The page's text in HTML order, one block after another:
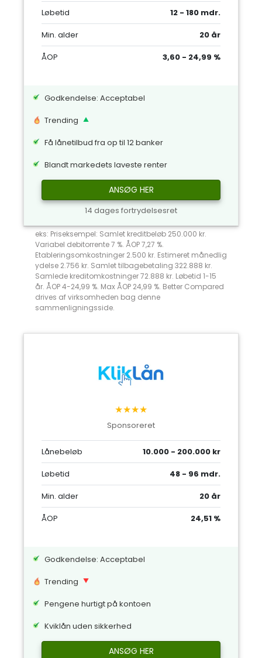
Løbetid
12 - 180 mdr.
Min. alder
20 år
ÅOP
3,60 - 24,99 %
Godkendelse: Acceptabel
Trending
Få lånetilbud fra op til 12 banker
Blandt markedets laveste renter
ANSØG HER
14 dages fortrydelsesret
eks: Priseksempel: Samlet kreditbeløb 250.000 kr.
Variabel debitorrente 7 %. ÅOP 7,27 %.
Etableringsomkostninger 2.500 kr. Estimeret månedlig
ydelse 2.756 kr. Samlet tilbagebetaling 322.888 kr.
Samlede kreditomkostninger 72.888 kr. Løbetid 1-15
år. ÅOP 4-24,99 %. Max ÅOP 24,99 %. Better Compared
drives af virksomheden bag denne
sammenligningsside.
★★★★
Sponsoreret
Lånebeløb
10.000 - 200.000 kr
Løbetid
48 - 96 mdr.
Min. alder
20 år
ÅOP
24,51 %
Godkendelse: Acceptabel
Trending
Pengene hurtigt på kontoen
Kviklån uden sikkerhed
ANSØG HER